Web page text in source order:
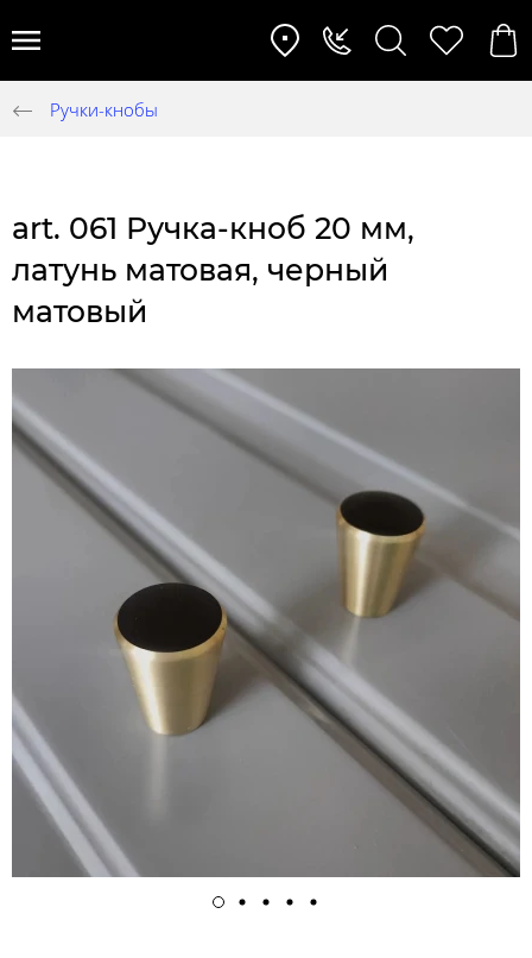
Ручки-кнобы
art. 061 Ручка-кноб 20 мм,
латунь матовая, черный
матовый